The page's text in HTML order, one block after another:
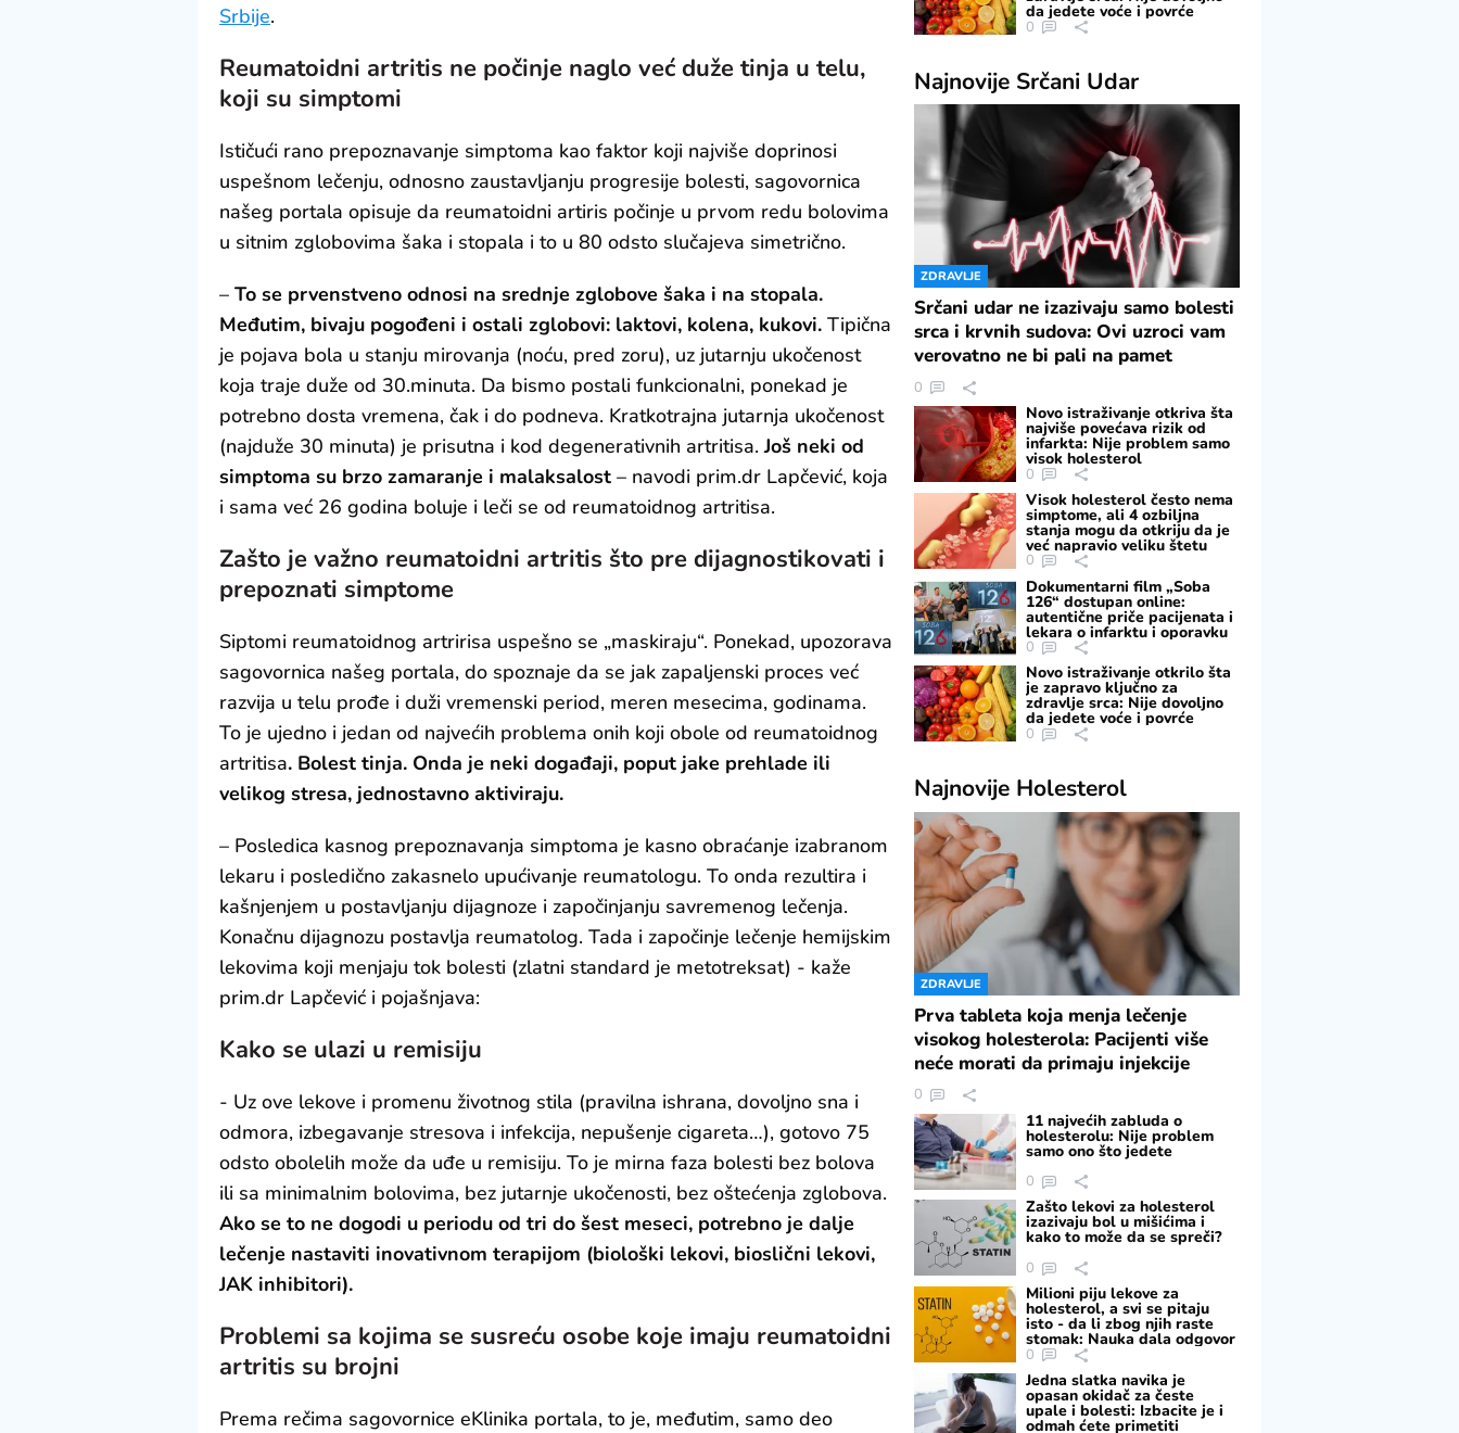
Srbije.
Reumatoidni artritis ne počinje naglo već duže tinja u telu,
koji su simptomi
Ističući rano prepoznavanje simptoma kao faktor koji najviše doprinosi
uspešnom lečenju, odnosno zaustavljanju progresije bolesti, sagovornica
našeg portala opisuje da reumatoidni artiris počinje u prvom redu bolovima
u sitnim zglobovima šaka i stopala i to u 80 odsto slučajeva simetrično.
– To se prvenstveno odnosi na srednje zglobove šaka i na stopala.
Međutim, bivaju pogođeni i ostali zglobovi: laktovi, kolena, kukovi. Tipična
je pojava bola u stanju mirovanja (noću, pred zoru), uz jutarnju ukočenost
koja traje duže od 30.minuta. Da bismo postali funkcionalni, ponekad je
potrebno dosta vremena, čak i do podneva. Kratkotrajna jutarnja ukočenost
(najduže 30 minuta) je prisutna i kod degenerativnih artritisa.Još neki od
simptoma su brzo zamaranje i malaksalost – navodi prim.dr Lapčević, koja
i sama već 26 godina boluje i leči se od reumatoidnog artritisa.
Zašto je važno reumatoidni artritis što pre dijagnostikovati i
prepoznati simptome
Siptomi reumatoidnog artririsa uspešno se „maskiraju“. Ponekad, upozorava
sagovornica našeg portala, do spoznaje da se jak zapaljenski proces već
razvija u telu prođe i duži vremenski period, meren mesecima, godinama.
To je ujedno i jedan od najvećih problema onih koji obole od reumatoidnog
artritisa. Bolest tinja. Onda je neki događaji, poput jake prehlade ili
velikog stresa, jednostavno aktiviraju.
– Posledica kasnog prepoznavanja simptoma je kasno obraćanje izabranom
lekaru i posledično zakasnelo upućivanje reumatologu. To onda rezultira i
kašnjenjem u postavljanju dijagnoze i započinjanju savremenog lečenja.
Konačnu dijagnozu postavlja reumatolog. Tada i započinje lečenje hemijskim
lekovima koji menjaju tok bolesti (zlatni standard je metotreksat) - kaže
prim.dr Lapčević i pojašnjava:
Kako se ulazi u remisiju
- Uz ove lekove i promenu životnog stila (pravilna ishrana, dovoljno sna i
odmora, izbegavanje stresova i infekcija, nepušenje cigareta…), gotovo 75
odsto obolelih može da uđe u remisiju. To je mirna faza bolesti bez bolova
ili sa minimalnim bolovima, bez jutarnje ukočenosti, bez oštećenja zglobova.
Ako se to ne dogodi u periodu od tri do šest meseci, potrebno je dalje
lečenje nastaviti inovativnom terapijom (biološki lekovi, bioslični lekovi,
JAK inhibitori).
Problemi sa kojima se susreću osobe koje imaju reumatoidni
artritis su brojni
Prema rečima sagovornice eKlinika portala, to je, međutim, samo deo
da jedete voće i povrće
0
Najnovije Srčani Udar
ZDRAVLJE
Srčani udar ne izazivaju samo bolesti
srca i krvnih sudova: Ovi uzroci vam
verovatno ne bi pali na pamet
0
Novo istraživanje otkriva šta
najviše povećava rizik od
infarkta: Nije problem samo
visok holesterol
0
Visok holesterol često nema
simptome, ali 4 ozbiljna
stanja mogu da otkriju da je
već napravio veliku štetu
0
Dokumentarni film „Soba
126“ dostupan online:
autentične priče pacijenata i
lekara o infarktu i oporavku
0
Novo istraživanje otkrilo šta
je zapravo ključno za
zdravlje srca: Nije dovoljno
da jedete voće i povrće
0
Najnovije Holesterol
ZDRAVLJE
Prva tableta koja menja lečenje
visokog holesterola: Pacijenti više
neće morati da primaju injekcije
0
11 najvećih zabluda o
holesterolu: Nije problem
samo ono što jedete
0
Zašto lekovi za holesterol
izazivaju bol u mišićima i
kako to može da se spreči?
0
Milioni piju lekove za
holesterol, a svi se pitaju
isto - da li zbog njih raste
stomak: Nauka dala odgovor
0
Jedna slatka navika je
opasan okidač za česte
upale i bolesti: Izbacite je i
odmah ćete primetiti